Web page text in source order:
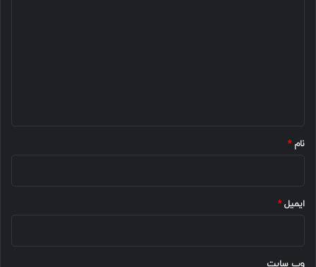
نام*
ایمیل*
وب‌ سایت